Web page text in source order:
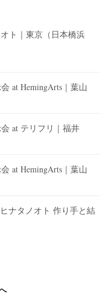
ト｜東京（日本橋浜
at HemingArts｜葉山
at テリフリ｜福井
at HemingArts｜葉山
ナタノオト 作り手と結